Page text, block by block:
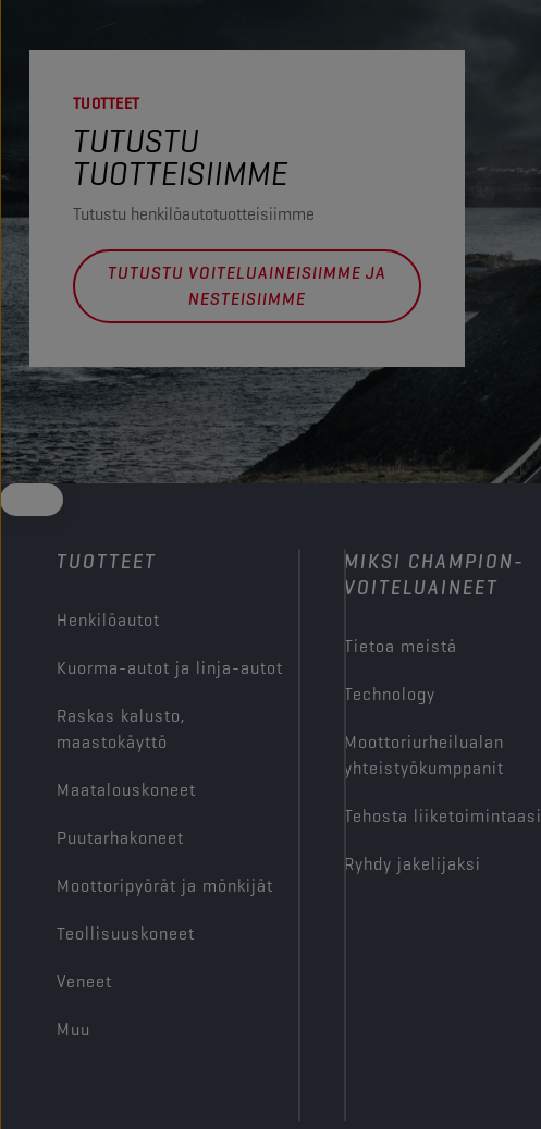
TUOTTEET
TUTUSTU
TUOTTEISIIMME
Tutustu henkilöautotuotteisiimme
TUTUSTU VOITELUAINEISIIMME JA
NESTEISIIMME
TUOTTEET
Henkilöautot
Kuorma-autot ja linja-autot
Raskas kalusto,
maastokäyttö
Maatalouskoneet
Puutarhakoneet
Moottoripyörät ja mönkijät
Teollisuuskoneet
Veneet
Muu
MIKSI CHAMPION-
VOITELUAINEET
Tietoa meistä
Technology
Moottoriurheilualan
yhteistyökumppanit
Tehosta liiketoimintaasi
Ryhdy jakelijaksi